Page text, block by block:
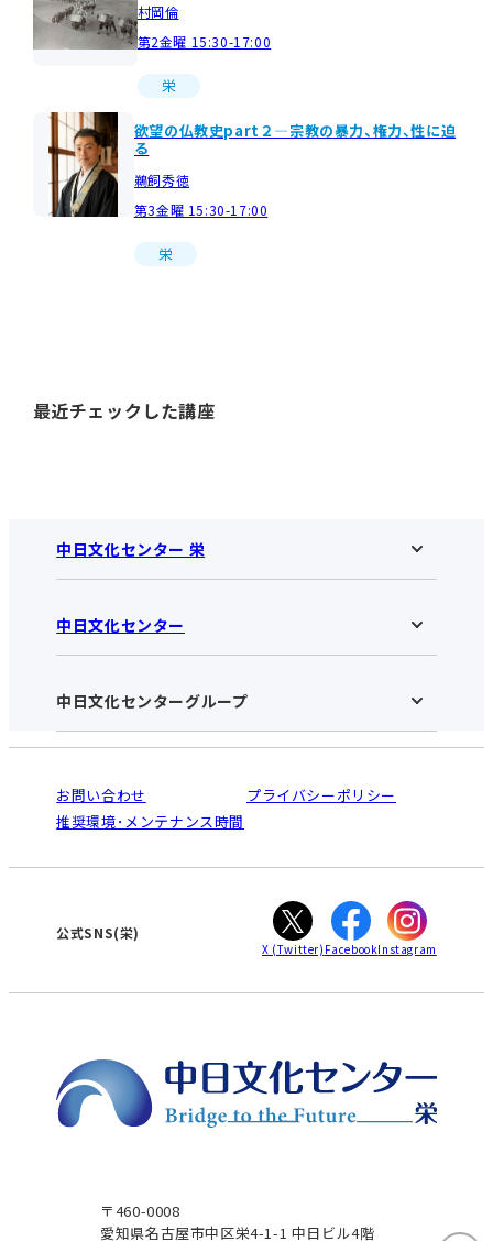
村岡倫
第2金曜 15:30-17:00
栄
欲望の仏教史part２―宗教の暴力、権力、性に迫
る
鵜飼秀徳
第3金曜 15:30-17:00
栄
最近チェックした講座
中日文化センター 栄
中日文化センター 栄HOME
お知らせ
アクセス･営業時間
お申し込みの流れ
入会と受講のご案内
中日文化センター
中日文化センターHOME
中日文化センターとは
受講規約・会員特典
ご利用ガイド
オンライン講座受講の手順
WEBサイトのよくある質問
中日文化センターグループ
南大高
犬山
高蔵寺
大垣
津
お問い合わせ
プライバシーポリシー
推奨環境･メンテナンス時間
〒460-0008
愛知県名古屋市中区栄4-1-1 中日ビル4階
公式SNS(栄)
X (Twitter) FacebookInstagram